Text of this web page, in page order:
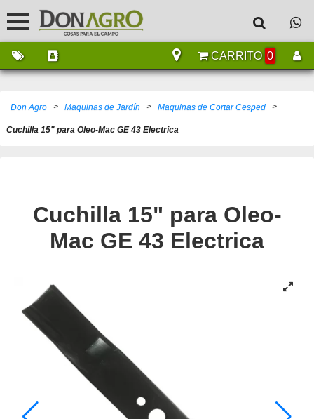
CARRITO 0
Don Agro > Maquinas de Jardín > Maquinas de Cortar Cesped >
Cuchilla 15" para Oleo-Mac GE 43 Electrica
Cuchilla 15" para Oleo-
Mac GE 43 Electrica